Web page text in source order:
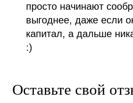
просто начинают
выгоднее, даже если
капитал, а дальше
:)
Оставьте свой